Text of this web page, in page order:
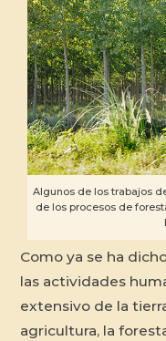
Algunos de los trabajos
de los procesos de
Como ya se ha
las actividades
extensivo de la
agricultura, la